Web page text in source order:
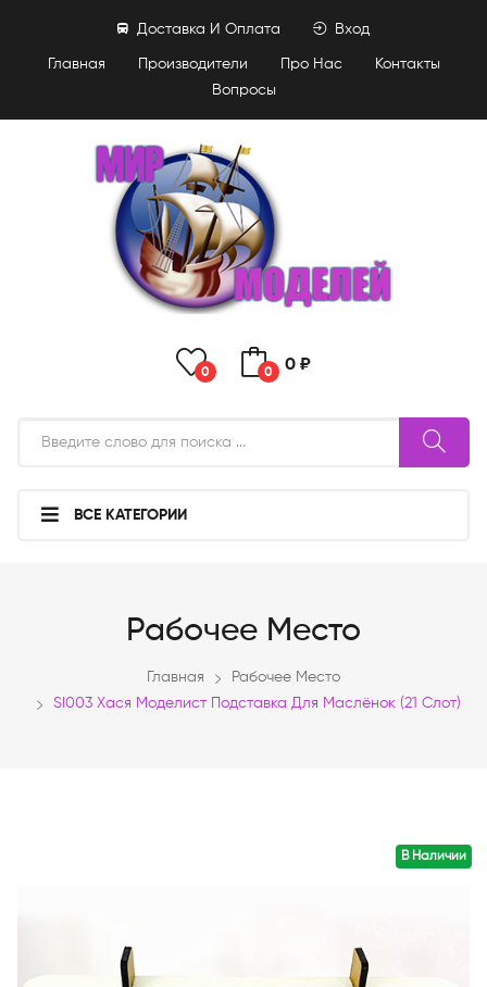
Главная Производители Про Нас
Контакты
Вопросы
Доставка И Оплата Вход
0 0 0 ₽
ВСЕ КАТЕГОРИИ
Рабочее Место
Главная
Рабочее Место
SI003 Хася Моделист Подставка Для Маслёнок (21 Слот)
В Наличии